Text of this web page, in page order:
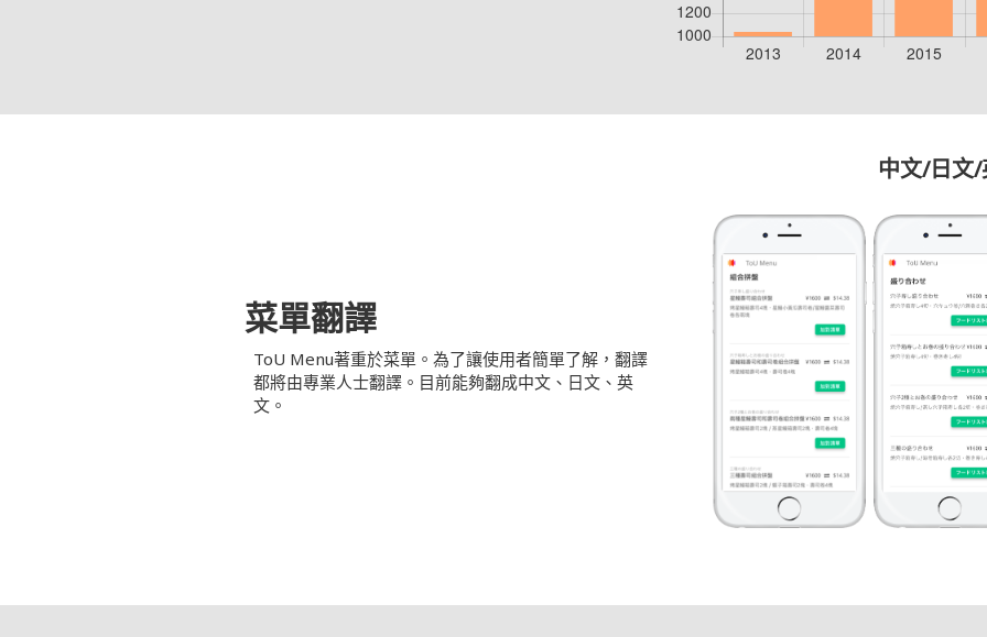
菜單翻譯
ToU Menu著重於菜單。為了讓使用者簡單了解，翻譯
都將由專業人士翻譯。目前能夠翻成中文、日文、英
文。
中文/日文